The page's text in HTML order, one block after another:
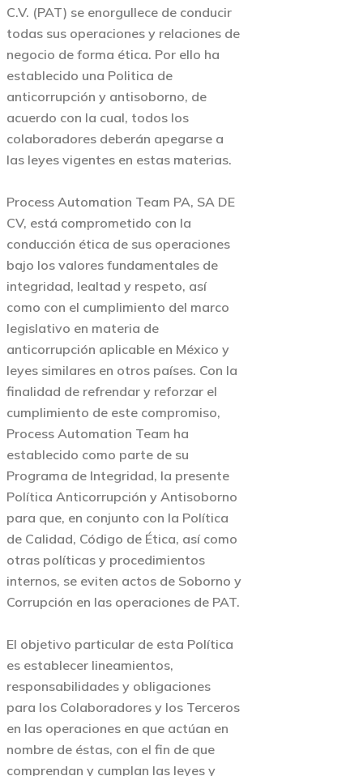
C.V. (PAT) se enorgullece de conducir
todas sus operaciones y relaciones de
negocio de forma ética. Por ello ha
establecido una Politica de
anticorrupción y antisoborno, de
acuerdo con la cual, todos los
colaboradores deberán apegarse a
las leyes vigentes en estas materias.
Process Automation Team PA, SA DE
CV, está comprometido con la
conducción ética de sus operaciones
bajo los valores fundamentales de
integridad, lealtad y respeto, así
como con el cumplimiento del marco
legislativo en materia de
anticorrupción aplicable en México y
leyes similares en otros países. Con la
finalidad de refrendar y reforzar el
cumplimiento de este compromiso,
Process Automation Team ha
establecido como parte de su
Programa de Integridad, la presente
Política Anticorrupción y Antisoborno
para que, en conjunto con la Política
de Calidad, Código de Ética, así como
otras políticas y procedimientos
internos, se eviten actos de Soborno y
Corrupción en las operaciones de PAT.
El objetivo particular de esta Política
es establecer lineamientos,
responsabilidades y obligaciones
para los Colaboradores y los Terceros
en las operaciones en que actúan en
nombre de éstas, con el fin de que
comprendan y cumplan las leyes y